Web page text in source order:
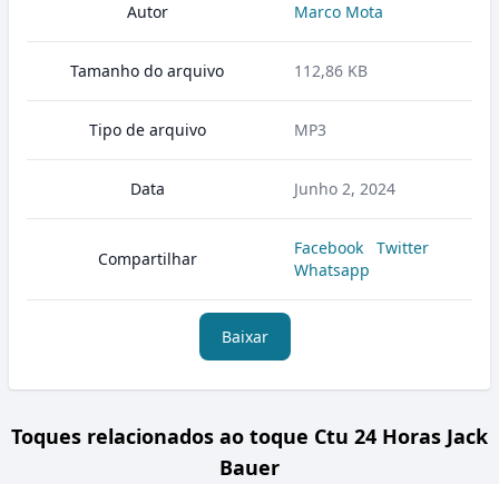
Autor Marco Mota
Tamanho do arquivo 112,86 KB
Tipo de arquivo MP3
Data Junho 2, 2024
Compartilhar
Facebook
Twitter
Whatsapp
Baixar
Toques relacionados ao toque Ctu 24 Horas Jack
Bauer